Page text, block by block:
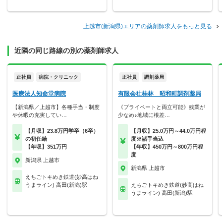
上越市(新潟県)エリアの薬剤師求人をもっと見る
近隣の同じ路線の別の薬剤師求人
正社員 病院・クリニック
医療法人知命堂病院
【新潟県／上越市】各種手当・制度
や休暇の充実してい…
【月収】23.8万円学卒（6卒）
の初任給
【年収】351万円
新潟県 上越市
えちごトキめき鉄道(妙高はね
うまライン) 高田(新潟)駅
正社員 調剤薬局
有限会社桂林 昭和町調剤薬局
《プライベートと両立可能》残業が
少なめ♪地域に根差…
【月収】25.0万円～44.0万円程
度※諸手当込
【年収】450万円～800万円程
度
新潟県 上越市
えちごトキめき鉄道(妙高はね
うまライン) 高田(新潟)駅